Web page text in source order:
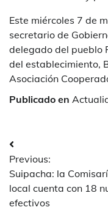
Este miércoles 7 de
secretario de
delegado del pueblo
del establecimiento,
Asociación
Publicado en
Navegación
de
entradas
Previous:
Suipacha: la
local cuenta con 18
efectivos